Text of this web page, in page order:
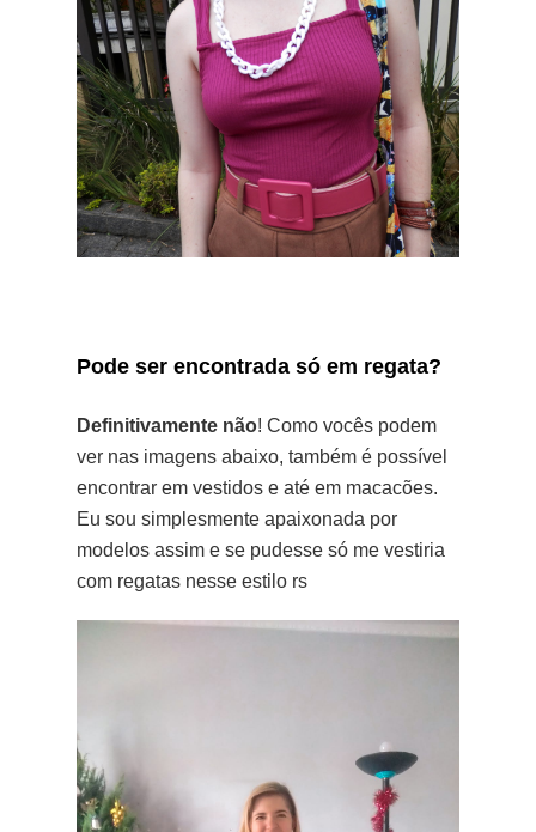
Pode ser encontrada só em regata?
Definitivamente não! Como vocês podem
ver nas imagens abaixo, também é possível
encontrar em vestidos e até em macacões.
Eu sou simplesmente apaixonada por
modelos assim e se pudesse só me vestiria
com regatas nesse estilo rs